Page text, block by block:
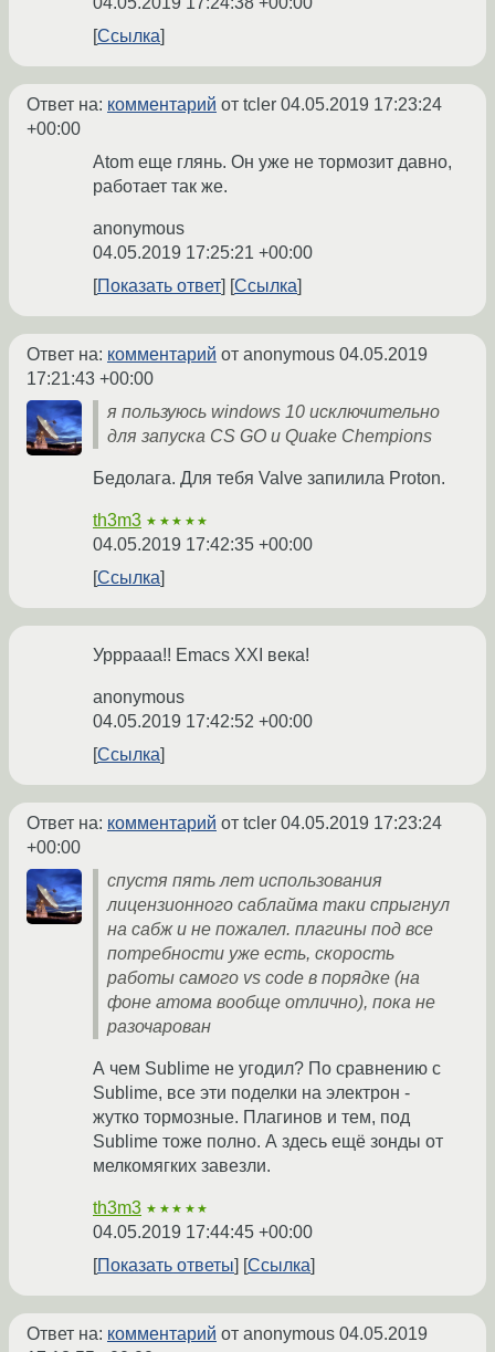
Ссылка
Ответ на: комментарий от tcler 04.05.2019 17:23:24
+00:00
Atom еще глянь. Он уже не тормозит давно,
работает так же.
anonymous
04.05.2019 17:25:21 +00:00
Показать ответ
Ссылка
Ответ на: комментарий от anonymous 04.05.2019
17:21:43 +00:00
я пользуюсь windows 10 исключительно
для запуска CS GO и Quake Chempions
Бедолага. Для тебя Valve запилила Proton.
th3m3 ★★★★★
04.05.2019 17:42:35 +00:00
Ссылка
Урррааа!! Emacs XXI века!
anonymous
04.05.2019 17:42:52 +00:00
Ссылка
Ответ на: комментарий от tcler 04.05.2019 17:23:24
+00:00
спустя пять лет использования
лицензионного саблайма таки спрыгнул
на сабж и не пожалел. плагины под все
потребности уже есть, скорость
работы самого vs code в порядке (на
фоне атома вообще отлично), пока не
разочарован
А чем Sublime не угодил? По сравнению с
Sublime, все эти поделки на электрон -
жутко тормозные. Плагинов и тем, под
Sublime тоже полно. А здесь ещё зонды от
мелкомягких завезли.
th3m3 ★★★★★
04.05.2019 17:44:45 +00:00
Показать ответы
Ссылка
Ответ на: комментарий от anonymous 04.05.2019